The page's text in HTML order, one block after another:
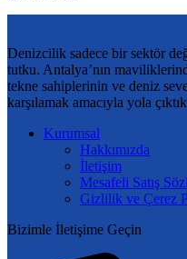
var.
Seçenekler
ürün
sayfasından
Denizcilik sadece bir sektör
tutku. Antalya’nın
tekne sahiplerinin ve deniz
karşılamak amacıyla yola
Kurumsal
Hakkımızda
İletişim
Mesafeli Satış
Gizlilik ve Çerez
Bizimle İletişime Geçin